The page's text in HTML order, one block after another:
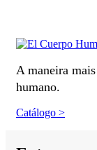
A maneira
humano.
Catálogo >